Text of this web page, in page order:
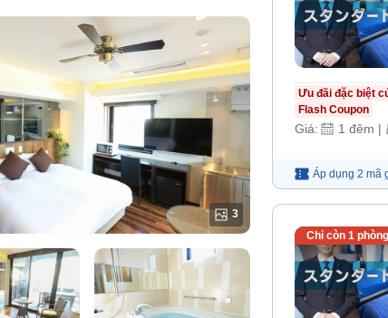
3
Ưu đãi đặc biệt
Flash Coupon
Giá: 1 đêm |
Áp dụng 2 mã
Chỉ còn 1